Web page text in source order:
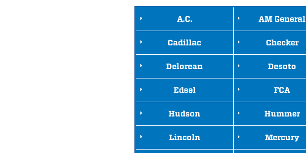
A.C. AM General
Cadillac Checker
Delorean Desoto
Edsel FCA
Hudson Hummer
Lincoln Mercury